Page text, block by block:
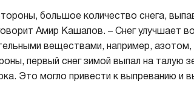
большое количество снега,
Амир Кашапов. – Снег улучшает
веществами, например,
первый снег зимой выпал на талую
Это могло привести к выпреванию и